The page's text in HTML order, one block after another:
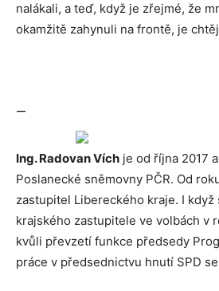
nalákali, a teď, když je zřejmé, že
okamžitě zahynuli na frontě, je
—
Ing. Radovan Vích je od října 2017
Poslanecké sněmovny PČR. Od
zastupitel Libereckého kraje. I když
krajského zastupitele ve volbách v
kvůli převzetí funkce předsedy
práce v předsednictvu hnutí SPD